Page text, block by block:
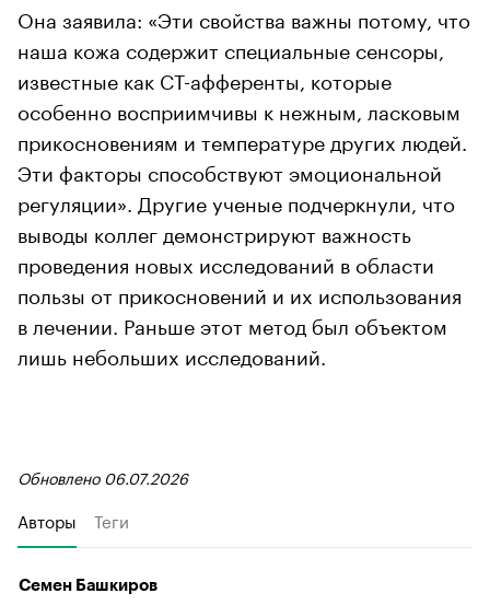
Она заявила: «Эти свойства важны потому, что
наша кожа содержит специальные сенсоры,
известные как CT-афференты, которые
особенно восприимчивы к нежным, ласковым
прикосновениям и температуре других людей.
Эти факторы способствуют эмоциональной
регуляции». Другие ученые подчеркнули, что
выводы коллег демонстрируют важность
проведения новых исследований в области
пользы от прикосновений и их использования
в лечении. Раньше этот метод был объектом
лишь небольших исследований.
Обновлено 06.07.2026
Авторы Теги
Семен Башкиров